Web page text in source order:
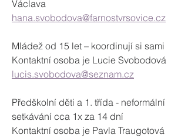
hana.svobodova@farnostvrsovice.cz
Mládež od 15 let – koordinují si sami
lucis.svobodova@seznam.cz
Předškolní děti a 1. třída - neformální
setkávání cca 1x za 14 dní
Kontaktní osoba je Pavla Traugotová